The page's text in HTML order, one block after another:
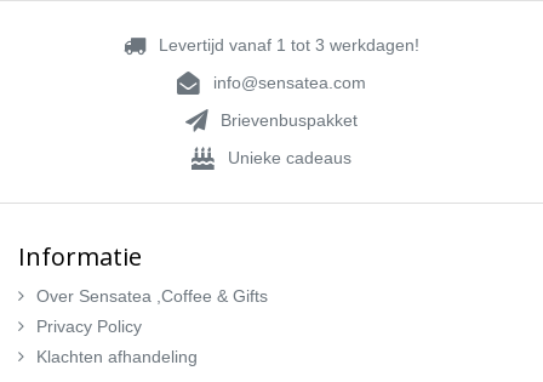
Levertijd vanaf 1 tot 3 werkdagen!
info@sensatea.com
Brievenbuspakket
Unieke cadeaus
Informatie
Over Sensatea ,Coffee & Gifts
Privacy Policy
Klachten afhandeling